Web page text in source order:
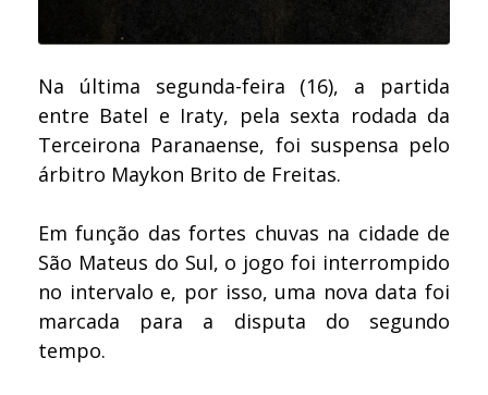
Na última segunda-feira (16), a partida
entre Batel e Iraty, pela sexta rodada da
Terceirona Paranaense, foi suspensa pelo
árbitro Maykon Brito de Freitas.
Em função das fortes chuvas na cidade de
São Mateus do Sul, o jogo foi interrompido
no intervalo e, por isso, uma nova data foi
marcada para a disputa do segundo
tempo.